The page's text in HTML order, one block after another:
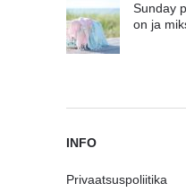
Sunday
on ja
INFO
Privaatsuspoliitika